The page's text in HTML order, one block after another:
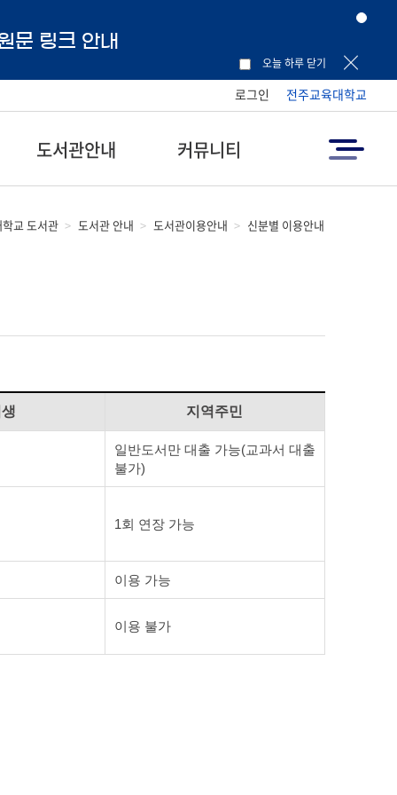
문 링크 안내
오늘 하루 닫기
로그인 전주교육대학교
도서관안내 커뮤니티
교 도서관 도서관 안내 도서관이용안내 신분별 이용안내
지역주민
일반도서만 대출 가능(교과서 대출
불가)
1회 연장 가능
이용 가능
이용 불가